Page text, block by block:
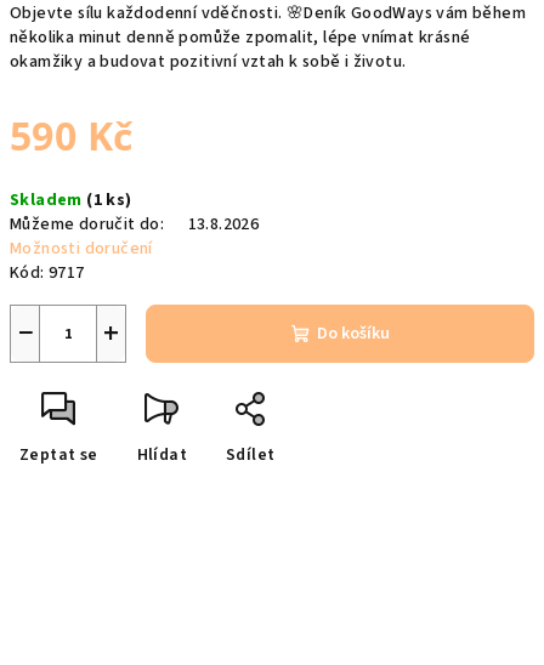
Objevte sílu každodenní vděčnosti. 🌸Deník GoodWays vám během
několika minut denně pomůže zpomalit, lépe vnímat krásné
okamžiky a budovat pozitivní vztah k sobě i životu.
590 Kč
cena:
Skladem (1 ks)
Můžeme doručit do:
13.8.2026
Možnosti doručení
Kód: 9717
+
− Do košíku
Zeptat se Hlídat Sdílet